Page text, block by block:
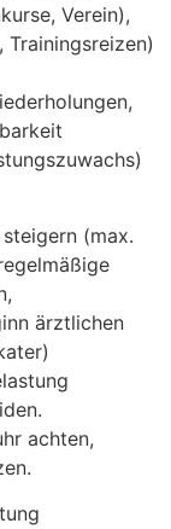
Verein),
(max.
ärztlichen
achten,